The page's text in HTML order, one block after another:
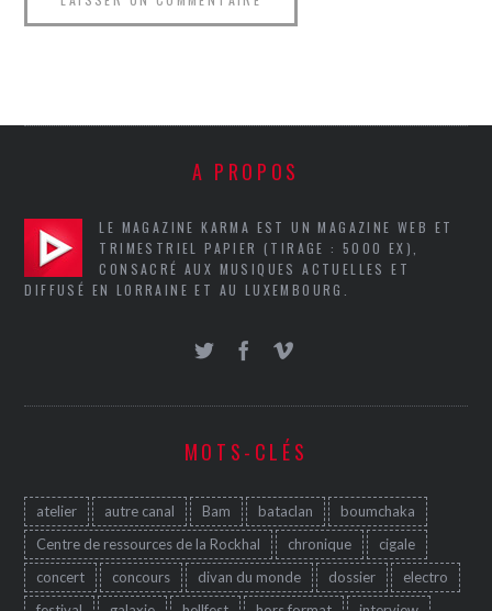
A PROPOS
LE MAGAZINE KARMA EST UN MAGAZINE WEB ET
TRIMESTRIEL PAPIER (TIRAGE : 5000 EX),
CONSACRÉ AUX MUSIQUES ACTUELLES ET
DIFFUSÉ EN LORRAINE ET AU LUXEMBOURG.
MOTS-CLÉS
atelier autre canal Bam bataclan
boumchaka
Centre de ressources de la Rockhal
chronique
cigale
concert
concours divan du monde dossier
electro